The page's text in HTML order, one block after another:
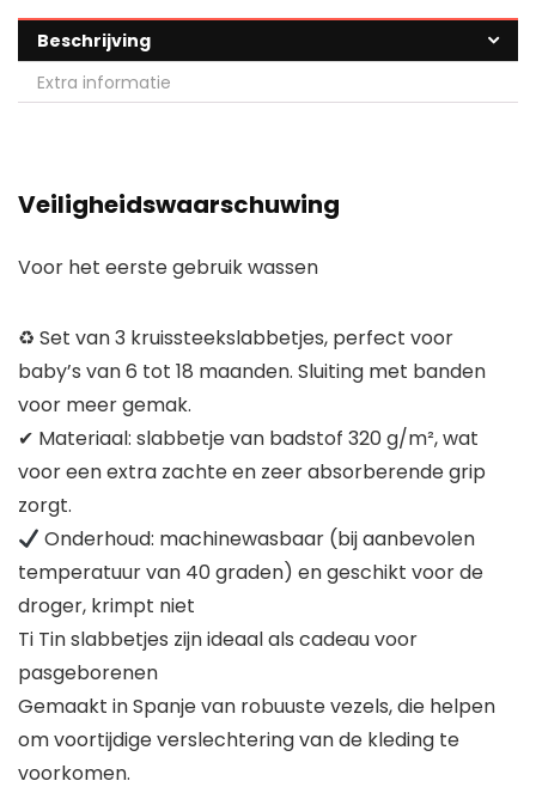
Beschrijving
Extra informatie
Veiligheidswaarschuwing
Voor het eerste gebruik wassen
♻ Set van 3 kruissteekslabbetjes, perfect voor
baby’s van 6 tot 18 maanden. Sluiting met banden
voor meer gemak.
✔ Materiaal: slabbetje van badstof 320 g/m², wat
voor een extra zachte en zeer absorberende grip
zorgt.
Onderhoud: machinewasbaar (bij aanbevolen
temperatuur van 40 graden) en geschikt voor de
droger, krimpt niet
Ti Tin slabbetjes zijn ideaal als cadeau voor
pasgeborenen
Gemaakt in Spanje van robuuste vezels, die helpen
om voortijdige verslechtering van de kleding te
voorkomen.